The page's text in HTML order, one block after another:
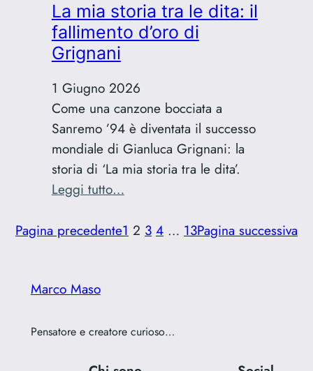
senza
cambiare
La mia storia tra le dita: il
fallimento d’oro di
Grignani
1 Giugno 2026
Come una canzone bocciata a
Sanremo ’94 è diventata il successo
mondiale di Gianluca Grignani: la
storia di ‘La mia storia tra le dita’.
Leggi tutto…:
mia
il
Pagina precedente1 2 3 4 … 13Pagina successiva
Marco Maso
Pensatore e creatore curioso…